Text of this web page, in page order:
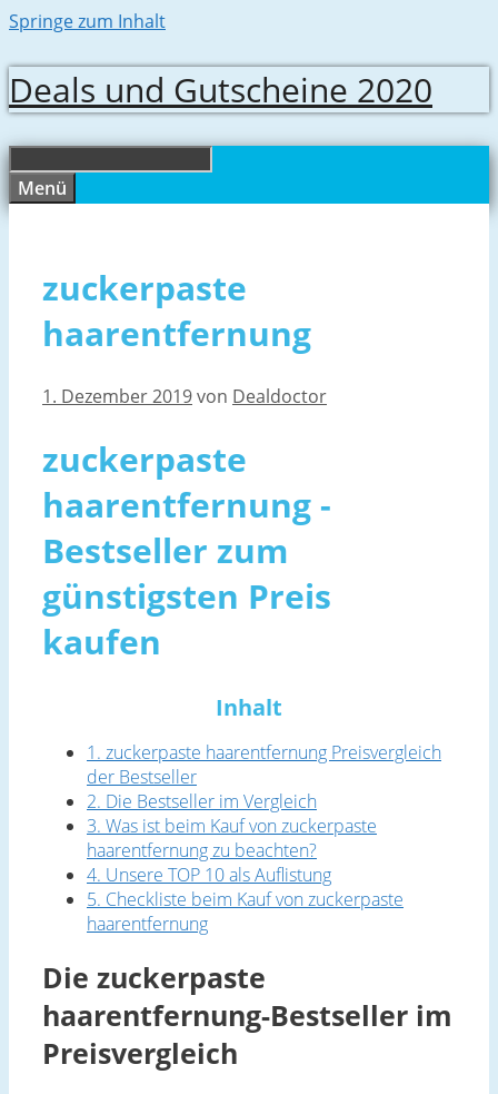
Springe zum Inhalt
Deals und Gutscheine 2020
Menü
zuckerpaste
haarentfernung
1. Dezember 2019von Dealdoctor
zuckerpaste
haarentfernung -
Bestseller zum
günstigsten Preis
kaufen
Inhalt
1. zuckerpaste haarentfernung Preisvergleich
der Bestseller
2. Die Bestseller im Vergleich
3. Was ist beim Kauf von zuckerpaste
haarentfernung zu beachten?
4. Unsere TOP 10 als Auflistung
5. Checkliste beim Kauf von zuckerpaste
haarentfernung
Die zuckerpaste
haarentfernung-Bestseller im
Preisvergleich